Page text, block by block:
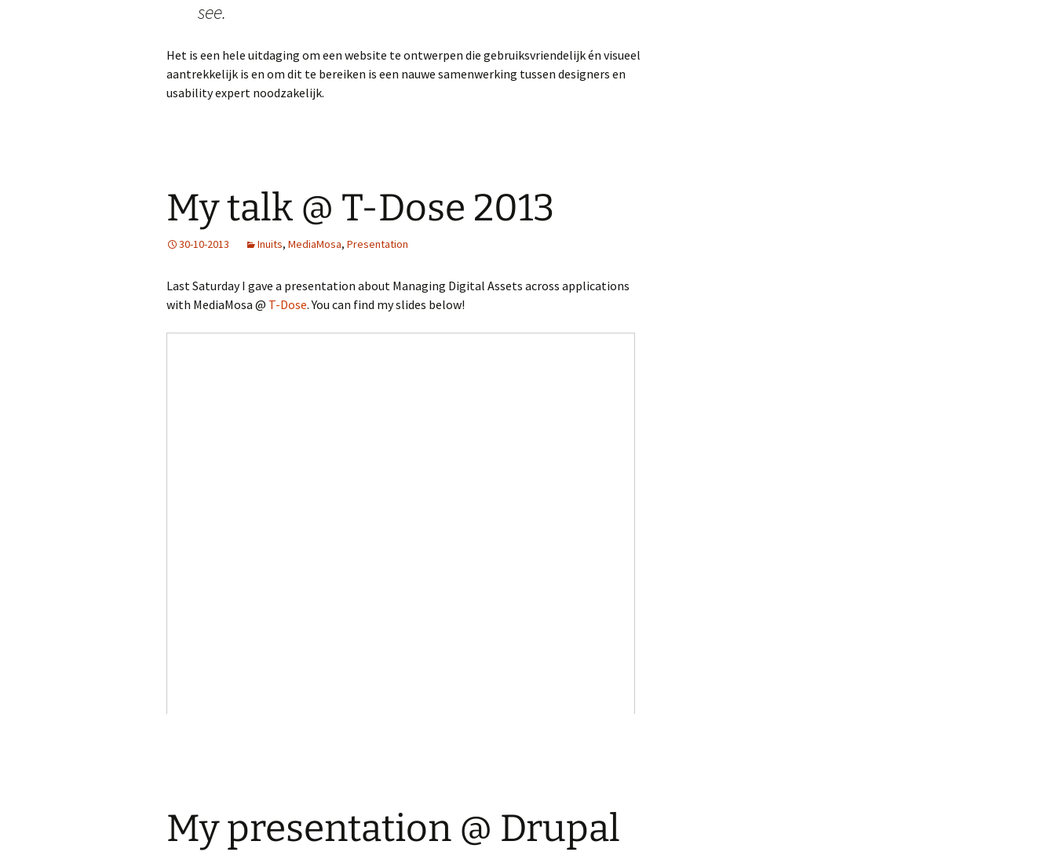
see.
Het is een hele uitdaging om een website te ontwerpen die gebruiksvriendelijk én visueel
aantrekkelijk is en om dit te bereiken is een nauwe samenwerking tussen designers en
usability expert noodzakelijk.
My talk @ T-Dose 2013
30-10-2013 Inuits, MediaMosa, Presentation
Last Saturday I gave a presentation about Managing Digital Assets across applications
with MediaMosa @ T-Dose. You can find my slides below!
My presentation @ Drupal